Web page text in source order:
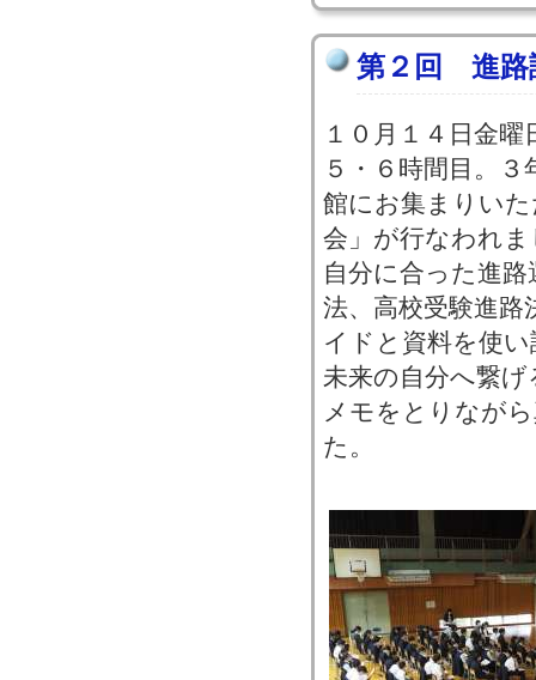
第２回 進路
１０月１４日金曜
５・６時間目。
館にお集まりい
会」が行なわれ
自分に合った進
法、高校受験進
イドと資料を使
未来の自分へ繋
メモをとりなが
た。